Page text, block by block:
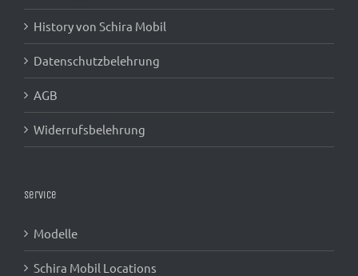
History von Schira Mobil
Datenschutzbelehrung
AGB
Widerrufsbelehrung
Service
Modelle
Schira Mobil Locations